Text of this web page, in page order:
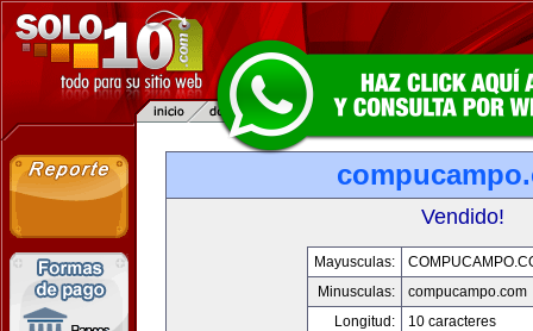
Vendido!
Mayusculas:
Minusculas:
compucampo.com
Longitud:
10 caracteres